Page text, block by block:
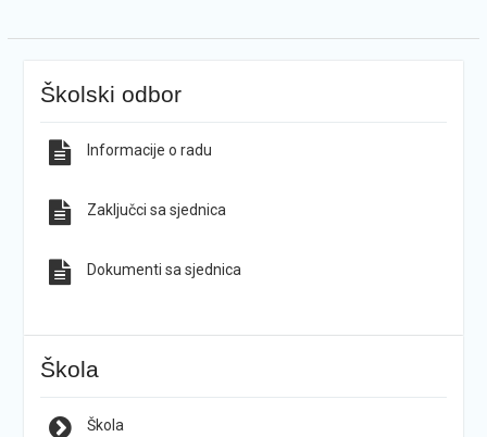
Školski odbor
Informacije o radu
Zaključci sa sjednica
Dokumenti sa sjednica
Škola
Škola